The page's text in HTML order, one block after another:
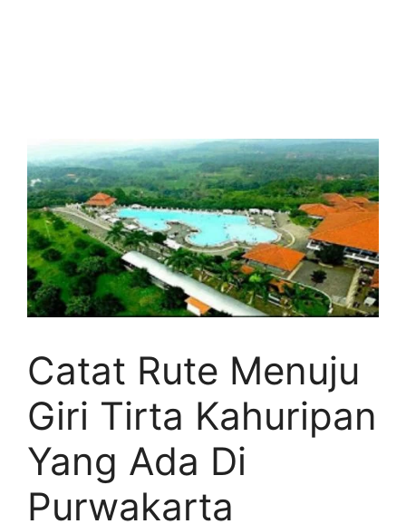
Catat Rute Menuju
Giri Tirta Kahuripan
Yang Ada Di
Purwakarta